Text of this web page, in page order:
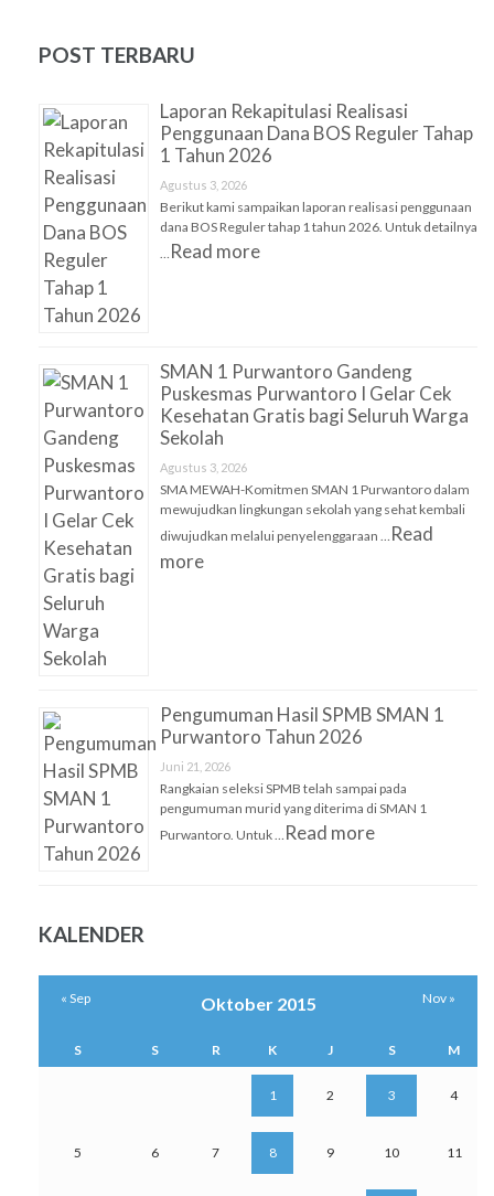
POST TERBARU
Laporan Rekapitulasi Realisasi
Penggunaan Dana BOS Reguler Tahap
1 Tahun 2026
Agustus 3, 2026
Berikut kami sampaikan laporan realisasi penggunaan
dana BOS Reguler tahap 1 tahun 2026. Untuk detailnya
Read more
SMAN 1 Purwantoro Gandeng
Puskesmas Purwantoro I Gelar Cek
Kesehatan Gratis bagi Seluruh Warga
Sekolah
Agustus 3, 2026
SMA MEWAH-Komitmen SMAN 1 Purwantoro dalam
mewujudkan lingkungan sekolah yang sehat kembali
diwujudkan melalui penyelenggaraan …
Read
more
Pengumuman Hasil SPMB SMAN 1
Purwantoro Tahun 2026
Juni 21, 2026
Rangkaian seleksi SPMB telah sampai pada
pengumuman murid yang diterima di SMAN 1
Purwantoro. Untuk …
Read more
KALENDER
Oktober 2015
S S R K J S M
1 2 3 4
5 6 7 8 9 10 11
« Sep Nov »